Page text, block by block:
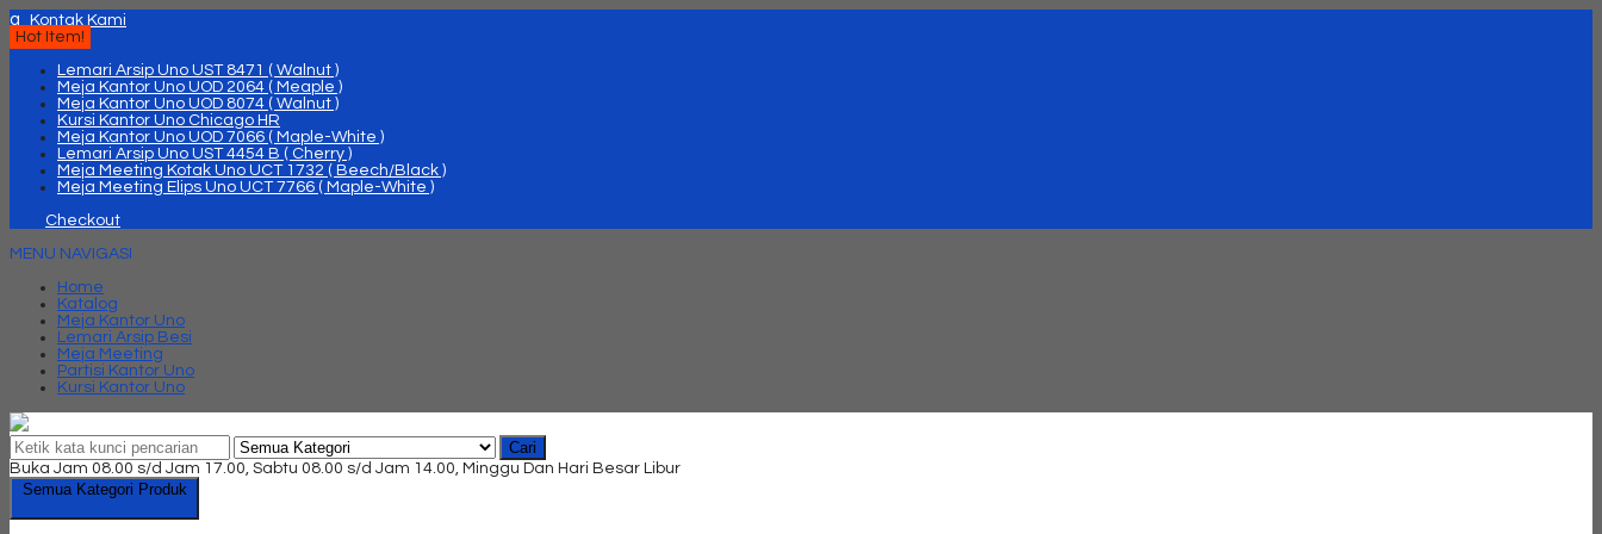
q
Kontak Kami
Hot Item!
Lemari Arsip Uno UST 8471 ( Walnut )
Meja Kantor Uno UOD 2064 ( Meaple )
Meja Kantor Uno UOD 8074 ( Walnut )
Kursi Kantor Uno Chicago HR
Meja Kantor Uno UOD 7066 ( Maple-White )
Lemari Arsip Uno UST 4454 B ( Cherry )
Meja Meeting Kotak Uno UCT 1732 ( Beech/Black )
Meja Meeting Elips Uno UCT 7766 ( Maple-White )
Checkout
MENU NAVIGASI
Home
Katalog
Meja Kantor Uno
Lemari Arsip Besi
Meja Meeting
Partisi Kantor Uno
Kursi Kantor Uno
Cari
Buka Jam 08.00 s/d Jam 17.00, Sabtu 08.00 s/d Jam 14.00, Minggu Dan Hari Besar Libur
Semua Kategori Produk